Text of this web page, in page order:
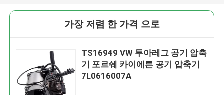
가장 저렴 한 가격 으로
TS16949 VW 투아레그 공기 압축
기 포르쉐 카이에른 공기 압축기
7L0616007A